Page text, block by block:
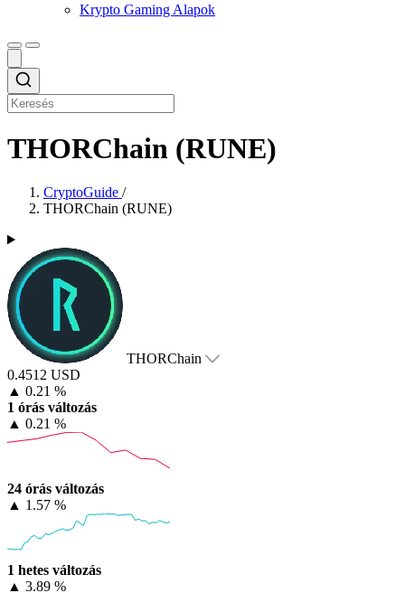
Krypto Gaming Alapok
THORChain (RUNE)
CryptoGuide /
THORChain (RUNE)
THORChain
0.4512 USD
▲ 0.21 %
1 órás változás
▲ 0.21 %
24 órás változás
▲ 1.57 %
1 hetes változás
▲ 3.89 %